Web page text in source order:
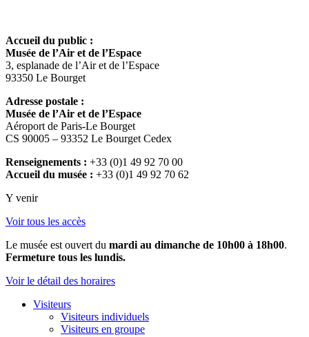
Accueil du public :
Musée de l’Air et de l’Espace
3, esplanade de l’Air et de l’Espace
93350 Le Bourget
Adresse postale :
Musée de l’Air et de l’Espace
Aéroport de Paris-Le Bourget
CS 90005 – 93352 Le Bourget Cedex
Renseignements : +33 (0)1 49 92 70 00
Accueil du musée : +33 (0)1 49 92 70 62
Y venir
Voir tous les accès
Le musée est ouvert du mardi au dimanche de 10h00 à 18h00.
Fermeture tous les lundis.
Voir le détail des horaires
Visiteurs
Visiteurs individuels
Visiteurs en groupe